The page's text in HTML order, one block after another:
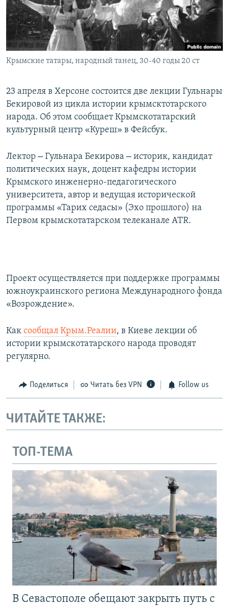
ПОБЕДИТЕЛЕЙ НЕ СУДЯТ?
КРЫМ.НЕПОКОРЕННЫЙ
ELIFBE
УКРАИНСКАЯ ПРОБЛЕМА КРЫМА
ПРИСОЕДИНЯЙТЕСЬ!
Крымские татары, народный танец, 30-40 годы 20 ст
23 апреля в Херсоне состоится две лекции Гульнары
Бекировой из цикла истории крымсктотарского
народа. Об этом сообщает Крымскотатарский
культурный центр «Куреш» в Фейсбук.
Лектор – Гульнара Бекирова – историк, кандидат
политических наук, доцент кафедры истории
Крымского инженерно-педагогического
университета, автор и ведущая исторической
программы «Тарих седасы» (Эхо прошлого) на
Первом крымскотатарском телеканале ATR.
Проект осуществляется при поддержке программы
южноукраинского региона Международного фонда
«Возрождение».
Как сообщал Крым.Реалии, в Киеве лекции об
истории крымскотатарского народа проводят
регулярно.
Поделиться Читать без VPN Follow us
ЧИТАЙТЕ ТАКЖЕ:
ТОП-ТЕМА
В Севастополе обещают закрыть путь с